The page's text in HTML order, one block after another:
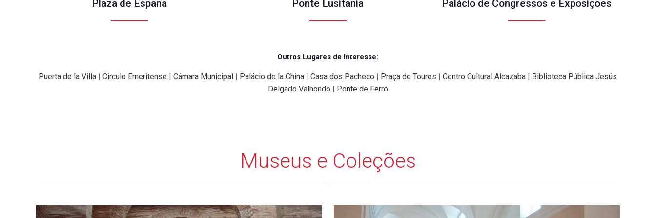
Plaza de España Ponte Lusitania Palácio de Congressos e Exposições
Outros Lugares de Interesse:
Puerta de la Villa |Circulo Emeritense |Câmara Municipal | Palácio de la China |Casa dos Pacheco | Praça de Touros |Centro Cultural Alcazaba | Biblioteca Pública Jesús
Delgado Valhondo | Ponte de Ferro
Museus e Coleções